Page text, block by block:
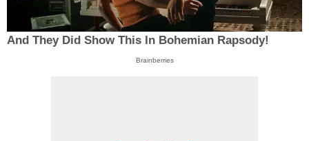
And They Did Show This In Bohemian Rapsody!
Brainberries